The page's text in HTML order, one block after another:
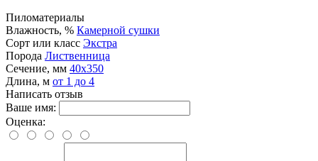
Пиломатериалы
Влажность, % Камерной сушки
Сорт или класс Экстра
Порода Лиственница
Сечение, мм 40x350
Длина, м от 1 до 4
Написать отзыв
Ваше имя:
Оценка: